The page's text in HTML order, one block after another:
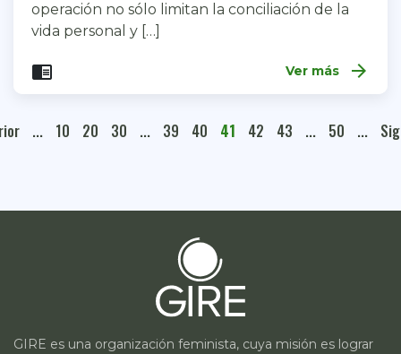
operación no sólo limitan la conciliación de la
vida personal y […]
chrome_reader_mode Ver más arrow_forward
... 10 20 30 ... 39 40 41 42 43 ... 50 ...
GIRE es una organización feminista, cuya misión es lograr